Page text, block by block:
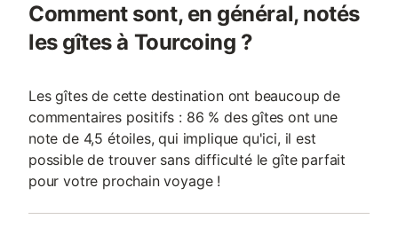
Comment sont, en général, notés
les gîtes à Tourcoing ?
Les gîtes de cette destination ont beaucoup de
commentaires positifs : 86 % des gîtes ont une
note de 4,5 étoiles, qui implique qu'ici, il est
possible de trouver sans difficulté le gîte parfait
pour votre prochain voyage !